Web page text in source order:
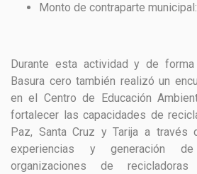
Monto de contraparte
Durante esta actividad y de
Basura cero también realizó un
en el Centro de Educación
fortalecer las capacidades de
Paz, Santa Cruz y Tarija a través
experiencias y generación
organizaciones de